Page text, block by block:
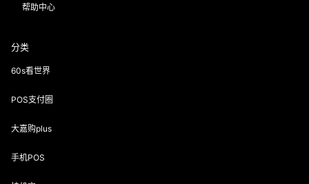
帮助中心
分类
60s看世界
POS支付圈
大嘉购plus
手机POS